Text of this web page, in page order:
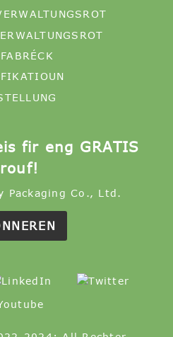
fir eng GRATIS
Packaging Co., Ltd.